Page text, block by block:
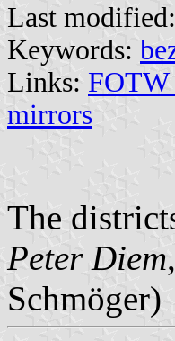
Last modified:
Keywords:
Links: FOTW
mirrors
The
Peter Diem
Schmöger)